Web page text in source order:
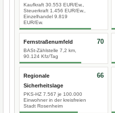
Kaufkraft 30.553 EUR/Ew.,
Steuerkraft 1.456 EUR/Ew.,
Einzelhandel 9.819
EUR/Ew.
Fernstraßenumfeld
BASt-Zählstelle 7,2 km,
90.124 Kfz/Tag
70
Regionale
Sicherheitslage
PKS-HZ 7.567 je 100.000
Einwohner in der kreisfreien
Stadt Rosenheim
66